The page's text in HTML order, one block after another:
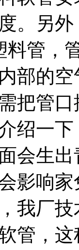
。另
料管，
部的
把管
绍一
会生
影响
我厂
管，